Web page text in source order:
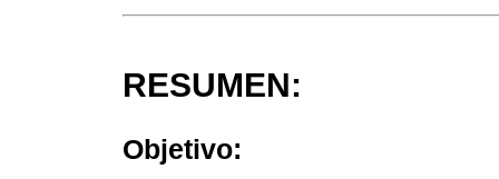
RESUMEN:
Objetivo: